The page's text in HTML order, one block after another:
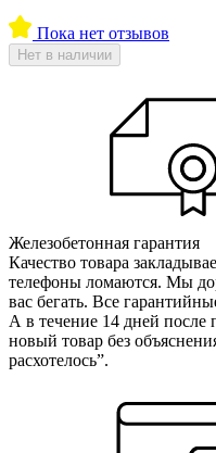
Пока нет отзывов
Нет в наличии
Железобетонная гарантия
Качество товара
телефоны ломаются. Мы
вас бегать. Все
А в течение 14 дней после
новый товар без
расхотелось”.